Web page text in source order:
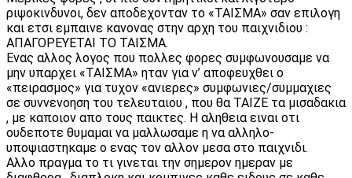
ριψοκινδυνοι, δεν αποδεχονταν το «ΤΑΙΣΜΑ» σαν επιλογη
και ετσι εμπαινε κανονας στην αρχη του παιχνιδιου :
ΑΠΑΓΟΡΕΥΕΤΑΙ ΤΟ ΤΑΙΣΜΑ.
Ενας αλλος λογος που πολλες φορες συμφωνουσαμε να
μην υπαρχει «ΤΑΙΣΜΑ» ηταν για ν’ αποφευχθει ο
«πειρασμος» για τυχον «ανιερες» συμφωνιες/συμμαχιες
σε συννενοηση του τελευταιου , που θα ΤΑΙΖΕ τα μισαδακια
, με καποιον απο τους παικτες. Η αληθεια ειναι οτι
ουδεποτε θυμαμαι να μαλλωσαμε η να αλληλο-
υποψιαστηκαμε ο ενας τον αλλον μεσα στο παιχνιδι.
Αλλο πραγμα το τι γινεται την σημερον ημεραν με